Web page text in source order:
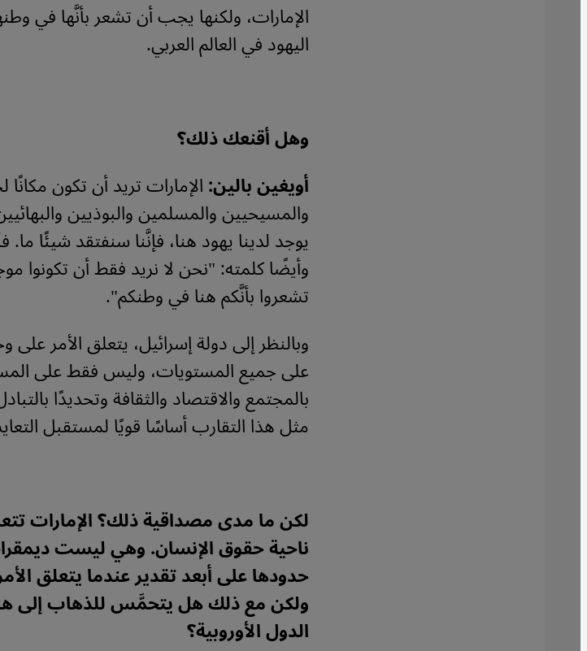
الإمارات، ولكنها يجب أن تشعر بأنَّها في
اليهود في العالم العربي.
وهل أقنعك ذلك؟
أويغين بالين:الإمارات تريد أن تكون مكانًا
والمسيحيين والمسلمين والبوذيين
يوجد لدينا يهود هنا، فإنَّنا سنفتقد شيئًا
وأيضًا كلمته: "نحن لا نريد فقط أن تكونوا
تشعروا بأنَّكم هنا في وطنكم".
وبالنظر إلى دولة إسرائيل، يتعلق الأمر على
على جميع المستويات، وليس فقط على
بالمجتمع والاقتصاد والثقافة وتحديدًا
مثل هذا التقارب أساسًا قويًا لمستقبل
لكن ما مدى مصداقية ذلك؟ الإمارات
ناحية حقوق الإنسان. وهي ليست
حدودها على أبعد تقدير عندما يتعلق
ولكن مع ذلك هل يتحمَّس للذهاب إلى
الدول الأوروبية؟